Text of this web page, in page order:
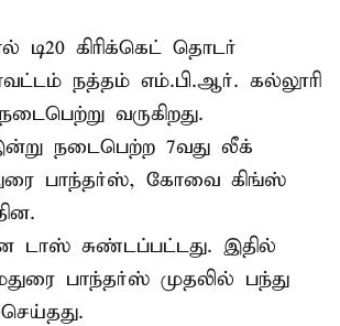
டி20 கிரிக்கெட் தொடர்
நத்தம் எம்.பி.ஆர். கல்லூரி
வருகிறது.
நடைபெற்ற 7வது லீக்
பாந்தர்ஸ், கோவை கிங்ஸ்
டாஸ் சுண்டப்பட்டது. இதில்
பாந்தர்ஸ் முதலில் பந்து